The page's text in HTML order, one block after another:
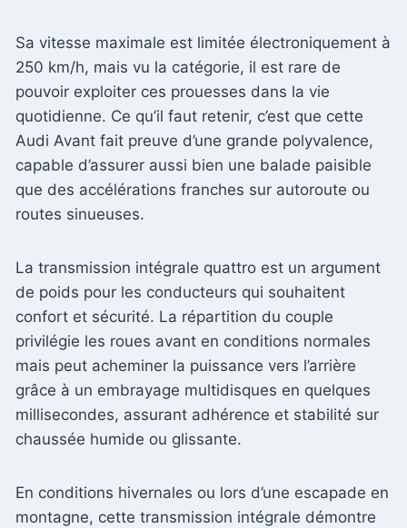
Sa vitesse maximale est limitée électroniquement à
250 km/h, mais vu la catégorie, il est rare de
pouvoir exploiter ces prouesses dans la vie
quotidienne. Ce qu’il faut retenir, c’est que cette
Audi Avant fait preuve d’une grande polyvalence,
capable d’assurer aussi bien une balade paisible
que des accélérations franches sur autoroute ou
routes sinueuses.
La transmission intégrale quattro est un argument
de poids pour les conducteurs qui souhaitent
confort et sécurité. La répartition du couple
privilégie les roues avant en conditions normales
mais peut acheminer la puissance vers l’arrière
grâce à un embrayage multidisques en quelques
millisecondes, assurant adhérence et stabilité sur
chaussée humide ou glissante.
En conditions hivernales ou lors d’une escapade en
montagne, cette transmission intégrale démontre